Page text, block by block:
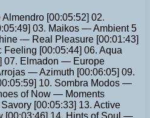
[00:05:52] 02.
03. Maikos — Ambient 5
— Real Pleasure [00:01:43]
[00:05:44] 06. Aqua
07. Elmadon — Europe
— Azimuth [00:06:05] 09.
10. Sombra Modos —
of Now — Moments
[00:05:33] 13. Active
[00:03:46] 14. Hints of Soul —